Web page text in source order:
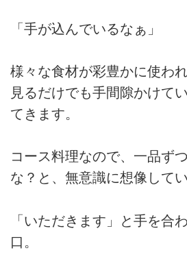
「手が込んでいるなぁ」
様々な食材が彩豊かに使わ
見るだけでも手間隙かけて
てきます。
コース料理なので、一品ず
な？と、無意識に想像してい
「いただきます」と手を合
口。